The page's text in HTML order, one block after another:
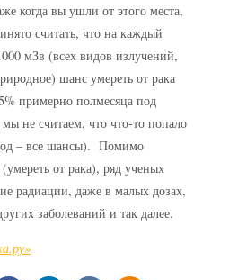
когда вы ушли от этого места,
считать, что на каждый
мЗв (всех видов излучений,
шанс умереть от рака
примерно полмесяца под
не считаем, что что-то попало
– все шансы). Помимо
от рака), ряд ученых
радиации, даже в малых дозах,
заболеваний и так далее.